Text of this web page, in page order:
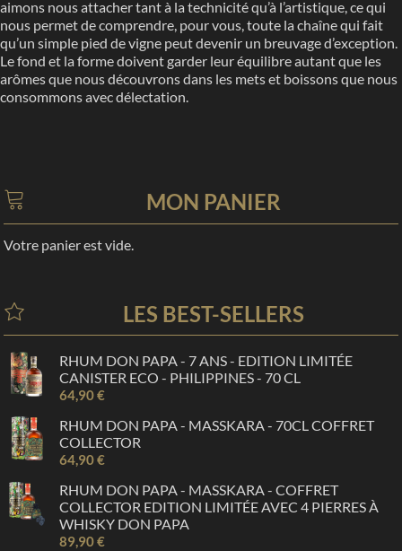
aimons nous attacher tant à la technicité qu’à l’artistique, ce qui
nous permet de comprendre, pour vous, toute la chaîne qui fait
qu’un simple pied de vigne peut devenir un breuvage d’exception.
Le fond et la forme doivent garder leur équilibre autant que les
arômes que nous découvrons dans les mets et boissons que nous
consommons avec délectation.
MON PANIER
Votre panier est vide.
LES BEST-SELLERS
RHUM DON PAPA - 7 ANS - EDITION LIMITÉE
CANISTER ECO - PHILIPPINES - 70 CL
64,90 €
RHUM DON PAPA - MASSKARA - 70CL COFFRET
COLLECTOR
64,90 €
RHUM DON PAPA - MASSKARA - COFFRET
COLLECTOR EDITION LIMITÉE AVEC 4 PIERRES À
WHISKY DON PAPA
89,90 €